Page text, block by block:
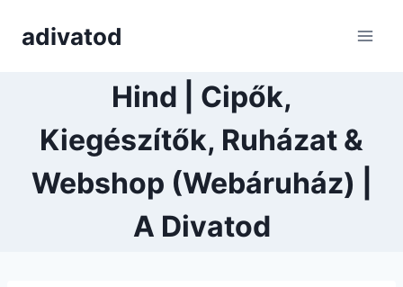
adivatod
Hind | Cipők,
Kiegészítők, Ruházat &
Webshop (Webáruház) |
A Divatod